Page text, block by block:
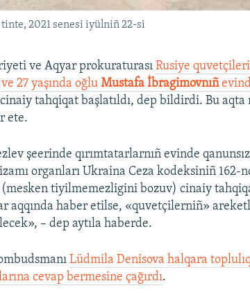
2021 senesi iyülniñ 22-si
ve Aqyar prokuraturasıRusiye
ve 27 yaşında oğluMustafa İbragimovnıñ
tahqiqat başlatıldı, dep bildirdi. Bu aqta
ete.
şeerinde qırımtatarlarnıñ evinde
organları Ukraina Ceza kodeksiniñ 162-
(mesken tiyilmemezligini bozuv) cinaiy
aqqında haber etilse, «quvetçilerniñ»
– dep aytıla haberde.
Lüdmila Denisova halqara
cevap bermesine çağırdı.